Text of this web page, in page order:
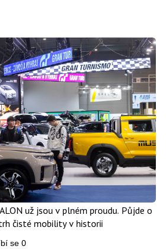
už jsou v plném proudu. Půjde o
čisté mobility v historii